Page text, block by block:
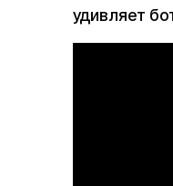
удивляет